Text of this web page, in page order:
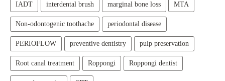
IADT interdental brush marginal bone loss MTA
Non-odontogenic toothache periodontal disease
PERIOFLOW preventive dentistry pulp preservation
Root canal treatment Roppongi Roppongi dentist